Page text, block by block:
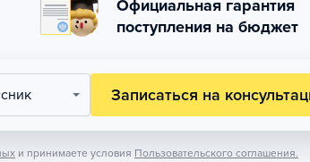
Официальная гарантия
поступления на бюджет
Записаться на
и принимаете условия Пользовательского соглашения.